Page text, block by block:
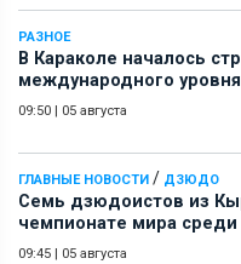
РАЗНОЕ
В Караколе началось
международного уровня
09:50 | 05 августа
ГЛАВНЫЕ НОВОСТИ / ДЗЮДО
Семь дзюдоистов из
чемпионате мира
09:45 | 05 августа